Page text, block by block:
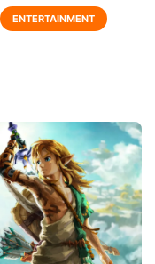
ENTERTAINMENT